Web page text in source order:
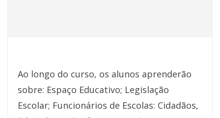
Ao longo do curso, os alunos aprenderão
sobre: Espaço Educativo; Legislação
Escolar; Funcionários de Escolas: Cidadãos,